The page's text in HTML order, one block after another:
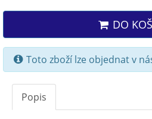
DO
Toto zboží lze objednat v
Popis